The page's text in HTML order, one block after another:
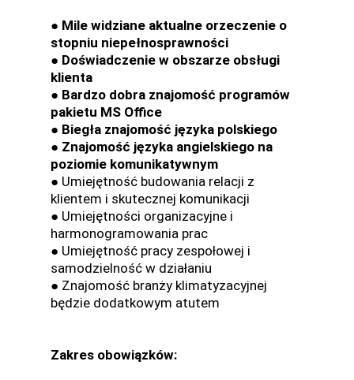
● Mile widziane aktualne orzeczenie o
stopniu niepełnosprawności
● Doświadczenie w obszarze obsługi
klienta
● Bardzo dobra znajomość programów
pakietu MS Office
● Biegła znajomość języka polskiego
● Znajomość języka angielskiego na
poziomie komunikatywnym
● Umiejętność budowania relacji z
klientem i skutecznej komunikacji
● Umiejętności organizacyjne i
harmonogramowania prac
● Umiejętność pracy zespołowej i
samodzielność w działaniu
● Znajomość branży klimatyzacyjnej
będzie dodatkowym atutem
Zakres obowiązków: